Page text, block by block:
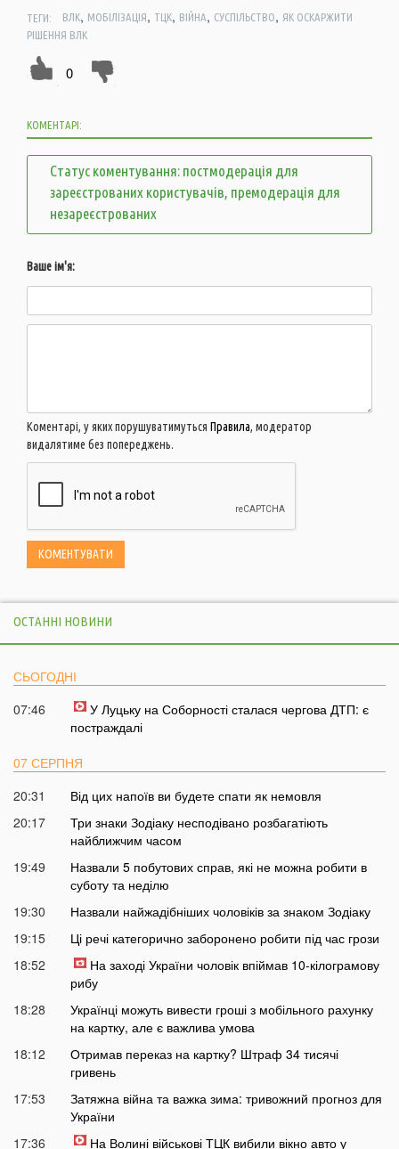
ТЕГИ: ВЛК, МОБІЛІЗАЦІЯ, ТЦК, ВІЙНА, СУСПІЛЬСТВО, ЯК ОСКАРЖИТИ
РІШЕННЯ ВЛК
0
КОМЕНТАРІ:
Статус коментування: постмодерація для
зареєстрованих користувачів, премодерація для
незареєстрованих
Ваше ім'я:
Коментарі, у яких порушуватимуться Правила, модератор
видалятиме без попереджень.
ОСТАННІ НОВИНИ
СЬОГОДНІ
07:46
У Луцьку на Соборності сталася чергова ДТП: є
постраждалі
07 СЕРПНЯ
20:31
Від цих напоїв ви будете спати як немовля
20:17
Три знаки Зодіаку несподівано розбагатіють
найближчим часом
19:49
Назвали 5 побутових справ, які не можна робити в
суботу та неділю
19:30
Назвали найжадібніших чоловіків за знаком Зодіаку
19:15
Ці речі категорично заборонено робити під час грози
18:52
На заході України чоловік впіймав 10-кілограмову
рибу
18:28
Українці можуть вивести гроші з мобільного рахунку
на картку, але є важлива умова
18:12
Отримав переказ на картку? Штраф 34 тисячі
гривень
17:53
Затяжна війна та важка зима: тривожний прогноз для
України
17:36
На Волині військові ТЦК вибили вікно авто у